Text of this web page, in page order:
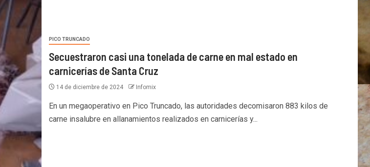
PICO TRUNCADO
Secuestraron casi una tonelada de carne en mal estado en
carnicerías de Santa Cruz
14 de diciembre de 2024 Infomix
En un megaoperativo en Pico Truncado, las autoridades decomisaron 883 kilos de
carne insalubre en allanamientos realizados en carnicerías y...